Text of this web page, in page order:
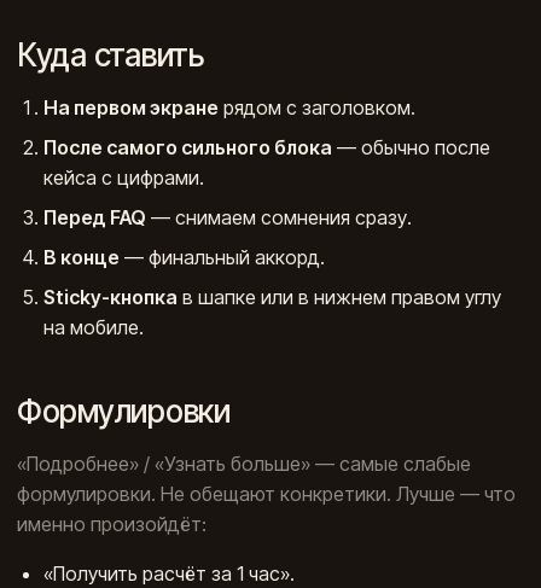
Куда ставить
На первом экране рядом с заголовком.
После самого сильного блока — обычно после
кейса с цифрами.
Перед FAQ — снимаем сомнения сразу.
В конце — финальный аккорд.
Sticky-кнопка в шапке или в нижнем правом углу
на мобиле.
Формулировки
«Подробнее» / «Узнать больше» — самые слабые
формулировки. Не обещают конкретики. Лучше — что
именно произойдёт:
«Получить расчёт за 1 час».